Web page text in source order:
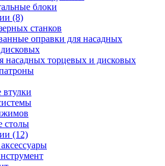
блоки
(8)
станков
оправки для насадных
насадных торцевых и дисковых
столы
(12)